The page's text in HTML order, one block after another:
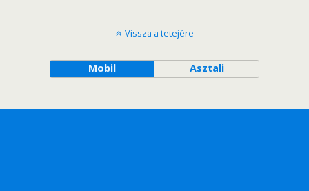
Vissza a tetejére
Mobil Asztali